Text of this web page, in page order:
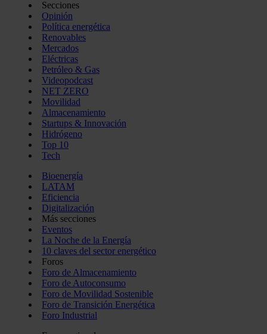
Secciones
Opinión
Política energética
Renovables
Mercados
Eléctricas
Petróleo & Gas
Videopodcast
NET ZERO
Movilidad
Almacenamiento
Startups & Innovación
Hidrógeno
Top 10
Tech
Bioenergía
LATAM
Eficiencia
Digitalización
Más secciones
Eventos
La Noche de la Energía
10 claves del sector energético
Foros
Foro de Almacenamiento
Foro de Autoconsumo
Foro de Movilidad Sostenible
Foro de Transición Energética
Foro Industrial